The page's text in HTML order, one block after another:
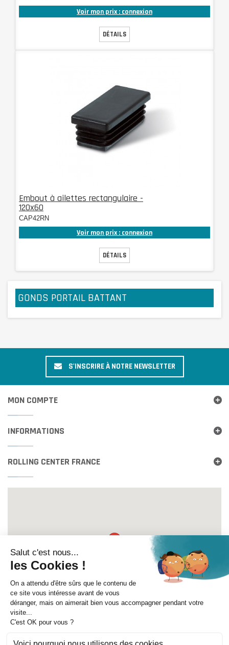
Voir mon prix : connexion
DÉTAILS
Embout à ailettes rectangulaire -
120x60
CAP42RN
Voir mon prix : connexion
DÉTAILS
GONDS PORTAIL BATTANT
S'INSCRIRE À NOTRE NEWSLETTER
MON COMPTE
INFORMATIONS
ROLLING CENTER FRANCE